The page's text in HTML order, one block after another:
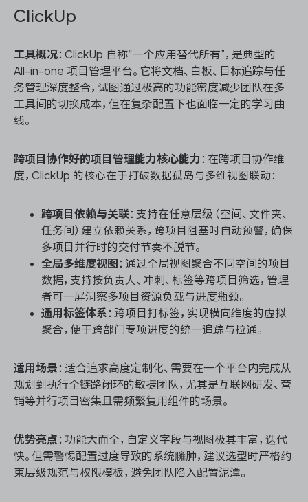
ClickUp
工具概况：ClickUp 自称“一个应用替代所有”，是典型的
All-in-one 项目管理平台。它将文档、白板、目标追踪与任
务管理深度整合，试图通过极高的功能密度减少团队在多
工具间的切换成本，但在复杂配置下也面临一定的学习曲
线。
跨项目协作好的项目管理能力核心能力 ：在跨项目协作维
度，ClickUp 的核心在于打破数据孤岛与多维视图联动：
跨项目依赖与关联：支持在任意层级（空间、文件夹、
任务间）建立依赖关系，跨项目阻塞时自动预警，确保
多项目并行时的交付节奏不脱节。
全局多维度视图 ：通过全局视图聚合不同空间的项目
数据，支持按负责人、冲刺、标签等跨项目筛选，管理
者可一屏洞察多项目资源负载与进度瓶颈。
通用标签体系 ：跨项目打标签，实现横向维度的虚拟
聚合，便于跨部门专项进度的统一追踪与拉通。
适用场景 ：适合追求高度定制化、需要在一个平台内完成从
规划到执行全链路闭环的敏捷团队，尤其是互联网研发、营
销等并行项目密集且需频繁复用组件的场景。
优势亮点 ：功能大而全，自定义字段与视图极其丰富，迭代
快。但需警惕配置过度导致的系统臃肿，建议选型时严格约
束层级规范与权限模板，避免团队陷入配置泥潭。